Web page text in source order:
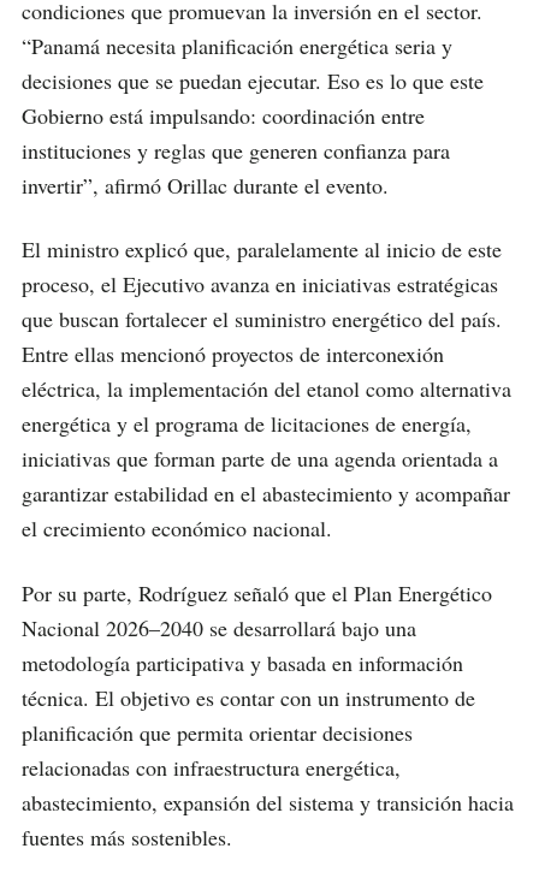
condiciones que promuevan la inversión en el sector.
“Panamá necesita planificación energética seria y
decisiones que se puedan ejecutar. Eso es lo que este
Gobierno está impulsando: coordinación entre
instituciones y reglas que generen confianza para
invertir”, afirmó Orillac durante el evento.
El ministro explicó que, paralelamente al inicio de este
proceso, el Ejecutivo avanza en iniciativas estratégicas
que buscan fortalecer el suministro energético del país.
Entre ellas mencionó proyectos de interconexión
eléctrica, la implementación del etanol como alternativa
energética y el programa de licitaciones de energía,
iniciativas que forman parte de una agenda orientada a
garantizar estabilidad en el abastecimiento y acompañar
el crecimiento económico nacional.
Por su parte, Rodríguez señaló que el Plan Energético
Nacional 2026–2040 se desarrollará bajo una
metodología participativa y basada en información
técnica. El objetivo es contar con un instrumento de
planificación que permita orientar decisiones
relacionadas con infraestructura energética,
abastecimiento, expansión del sistema y transición hacia
fuentes más sostenibles.